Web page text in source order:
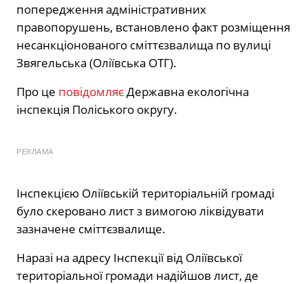
попередження адміністративних
правопорушень, встановлено факт розміщення
несанкціонованого сміттєзвалища по вулиці
Звягельська (Оліївська ОТГ).
Про це повідомляєДержавна екологічна
інспекція Поліського округу.
РЕКЛАМА
Інспекцією Оліївській територіальній громаді
було скеровано лист з вимогою ліквідувати
зазначене сміттєзвалище.
Наразі на адресу Інспекції від Оліївської
територіальної громади надійшов лист, де